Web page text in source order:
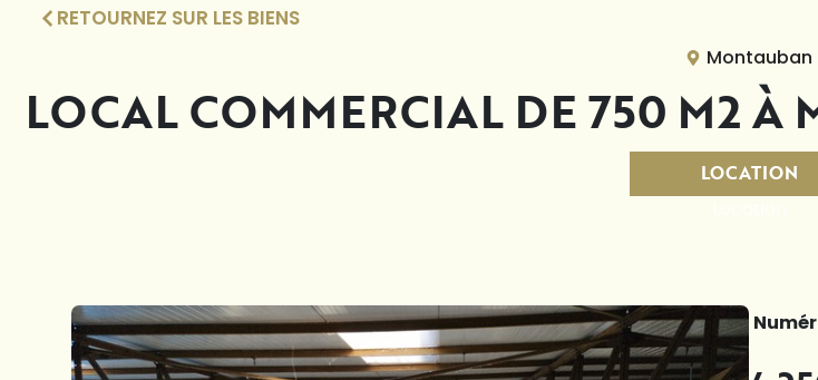
RETOURNEZ SUR LES BIENS
Montauban
LOCAL COMMERCIAL DE 750 M2
LOCATION